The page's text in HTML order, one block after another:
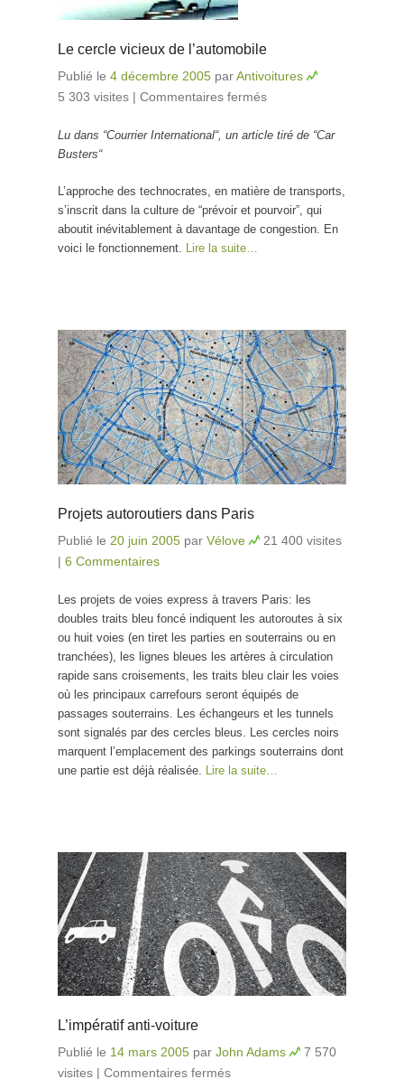
Le cercle vicieux de l’automobile
Publié le 4 décembre 2005 parAntivoitures
5 303 visites | Commentaires fermés
l’automobile
Lu dans “Courrier International“, un article tiré de “Car
Busters“
L’approche des technocrates, en matière de transports,
s’inscrit dans la culture de “prévoir et pourvoir”, qui
aboutit inévitablement à davantage de congestion. En
voici le fonctionnement. Lire la suite…
Projets autoroutiers dans Paris
Publié le 20 juin 2005 par Vélove
21 400 visites
| 6 Commentaires
Les projets de voies express à travers Paris: les
doubles traits bleu foncé indiquent les autoroutes à six
ou huit voies (en tiret les parties en souterrains ou en
tranchées), les lignes bleues les artères à circulation
rapide sans croisements, les traits bleu clair les voies
où les principaux carrefours seront équipés de
passages souterrains. Les échangeurs et les tunnels
sont signalés par des cercles bleus. Les cercles noirs
marquent l’emplacement des parkings souterrains dont
une partie est déjà réalisée.
Lire la suite…
L’impératif anti-voiture
Publié le 14 mars 2005 par John Adams
7 570
visites | Commentaires fermés